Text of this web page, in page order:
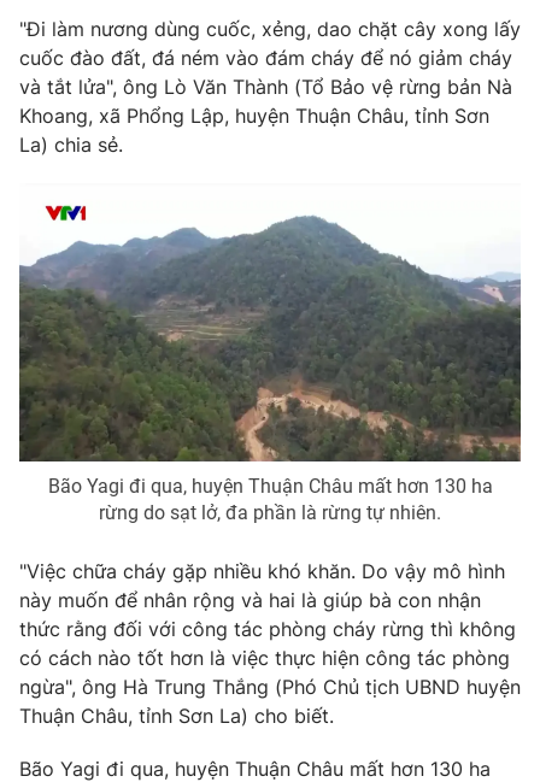
Khán giả
Giải sao mai
Âm nhạc
Sao
Du lịch
Làm đẹp
Chất lượng cuộc sống
Giáo dục
Tuyển sinh
Công nghệ
Sản phẩm
Thị trường
Tư vấn
Giao lưu trực tuyến
Lịch phát sóng
Chuyên mục khác
Emagazine Podcast
Photo Infographic
VTV Money VTV Thể thao
VTV Sức khoẻ Bất động sản
Thị trường 24h Tấm lòng Việt
"Đi làm nương dùng cuốc, xẻng, dao chặt cây xong lấy
cuốc đào đất, đá ném vào đám cháy để nó giảm cháy
và tắt lửa", ông Lò Văn Thành (Tổ Bảo vệ rừng bản Nà
Khoang, xã Phổng Lập, huyện Thuận Châu, tỉnh Sơn
La) chia sẻ.
Bão Yagi đi qua, huyện Thuận Châu mất hơn 130 ha
rừng do sạt lở, đa phần là rừng tự nhiên.
"Việc chữa cháy gặp nhiều khó khăn. Do vậy mô hình
này muốn để nhân rộng và hai là giúp bà con nhận
thức rằng đối với công tác phòng cháy rừng thì không
có cách nào tốt hơn là việc thực hiện công tác phòng
ngừa", ông Hà Trung Thắng (Phó Chủ tịch UBND huyện
Thuận Châu, tỉnh Sơn La) cho biết.
Bão Yagi đi qua, huyện Thuận Châu mất hơn 130 ha